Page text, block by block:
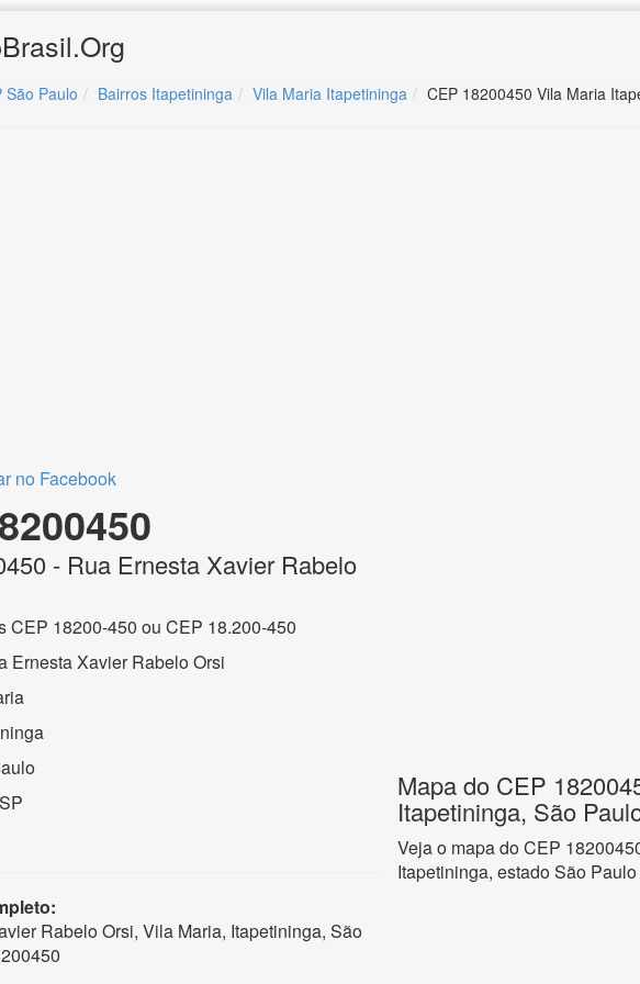
São Paulo Bairros Itapetininga Vila Maria Itapetininga CEP 18200450 Vila Maria
no Facebook
- Rua Ernesta Xavier Rabelo
CEP 18200-450 ou CEP 18.200-450
Ernesta Xavier Rabelo Orsi
SP
Rabelo Orsi, Vila Maria, Itapetininga, São
Mapa do CEP
Itapetininga, São
Veja o mapa do CEP
Itapetininga, estado São